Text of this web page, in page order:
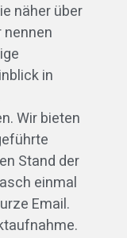
näher über
in
Wir bieten
Stand der
einmal
Email.